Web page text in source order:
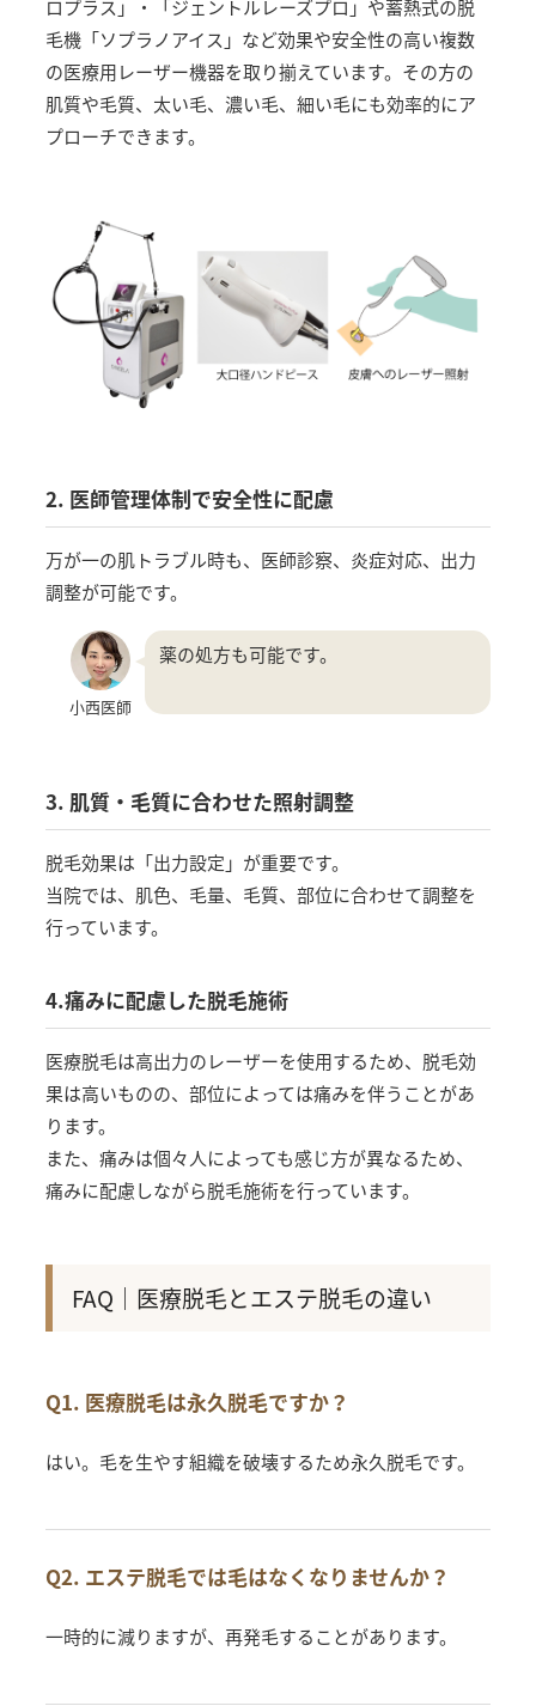
ロプラス」・「ジェントルレーズプロ」や蓄熱式の脱
毛機「ソプラノアイス」など効果や安全性の高い複数
の医療用レーザー機器を取り揃えています。その方の
肌質や毛質、太い毛、濃い毛、細い毛にも効率的にア
プローチできます。
2. 医師管理体制で安全性に配慮
万が一の肌トラブル時も、医師診察、炎症対応、出力
調整が可能です。
小西医師
薬の処方も可能です。
3. 肌質・毛質に合わせた照射調整
脱毛効果は「出力設定」が重要です。
当院では、肌色、毛量、毛質、部位に合わせて調整を
行っています。
4.痛みに配慮した脱毛施術
医療脱毛は高出力のレーザーを使用するため、脱毛効
果は高いものの、部位によっては痛みを伴うことがあ
ります。
また、痛みは個々人によっても感じ方が異なるため、
痛みに配慮しながら脱毛施術を行っています。
FAQ｜医療脱毛とエステ脱毛の違い
Q1. 医療脱毛は永久脱毛ですか？
はい。毛を生やす組織を破壊するため永久脱毛です。
Q2. エステ脱毛では毛はなくなりませんか？
一時的に減りますが、再発毛することがあります。